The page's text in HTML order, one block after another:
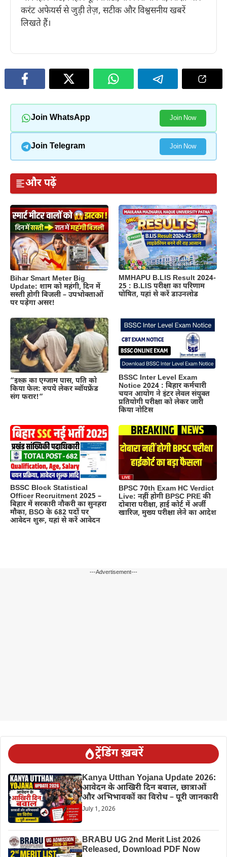
करंट अफेयर्स से जुड़ी तेज़, सटीक और विश्वसनीय खबरें
लिखते हैं।
Join WhatsApp Join Now
Join Telegram Join Now
और पढ़ें
Bihar Smart Meter Big
Update: शाम को महंगी, दिन में
सस्ती होगी बिजली – उपभोक्ताओं
पर पड़ेगा असर!
MMHAPU B.LIS Result 2024-
25 : B.LIS परीक्षा का परिणाम
घोषित, यहां से करें डाउनलोड
“इश्क़ का एग्जाम पास, पति को
किया फेल: रुपये लेकर ब्वॉयफ्रेंड
संग फरार!”
BSSC Inter Level Exam
Notice 2024 : बिहार कर्मचारी
चयन आयोग ने इंटर लेवल संयुक्त
प्रतियोगी परीक्षा को लेकर जारी
किया नोटिस
BSSC Block Statistical
Officer Recruitment 2025 –
बिहार में सरकारी नौकरी का सुनहरा
मौका, BSO के 682 पदों पर
आवेदन शुरू, यहां से करें आवेदन
BPSC 70th Exam HC Verdict
Live: नहीं होगी BPSC PRE की
दोबारा परीक्षा, हाई कोर्ट में अर्जी
खारिज, मुख्य परीक्षा लेने का आदेश
---Advertisement---
ट्रेंडिंग ख़बरें
Kanya Utthan Yojana Update 2026:
आवेदन के आखिरी दिन बवाल, छात्राओं
और अभिभावकों का विरोध – पूरी जानकारी
July 1, 2026
BRABU UG 2nd Merit List 2026
Released, Download PDF Now